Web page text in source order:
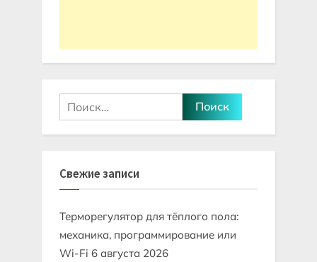
Найти:
Свежие записи
Терморегулятор для тёплого пола:
механика, программирование или
Wi-Fi 6 августа 2026